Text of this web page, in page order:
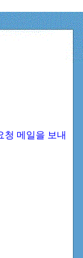
청 메일을 보내